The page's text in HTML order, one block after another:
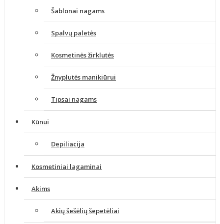
Šablonai nagams
Spalvų paletės
Kosmetinės žirklutės
Žnyplutės manikiūrui
Tipsai nagams
Kūnui
Depiliacija
Kosmetiniai lagaminai
Akims
Akių šešėlių šepetėliai